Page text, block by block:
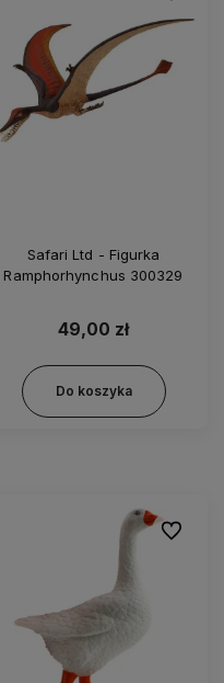
Safari Ltd - Figurka
Ramphorhynchus 300329
49,00 zł
Do koszyka
Do